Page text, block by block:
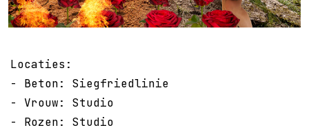
Locaties:
- Beton: Siegfriedlinie
- Vrouw: Studio
- Rozen: Studio